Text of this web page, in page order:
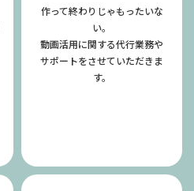
作って終わりじゃもったいな
い。
動画活用に関する代行業務や
​​​​​​​サポートをさせていただきま
す。